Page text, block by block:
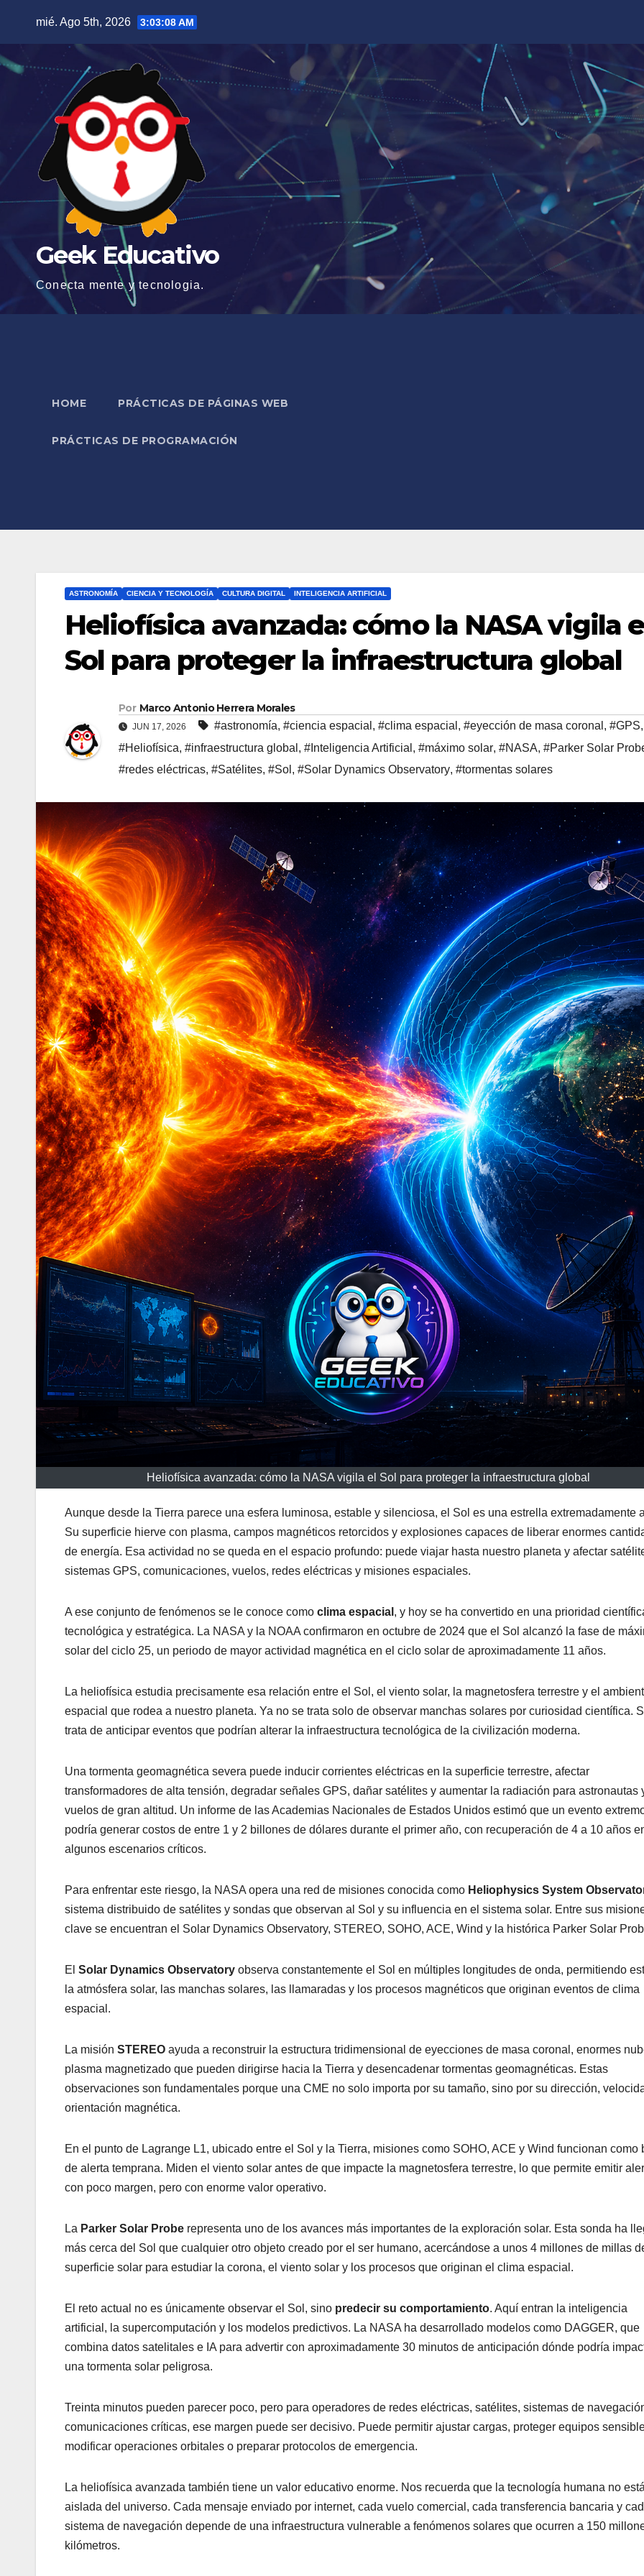
contenido
mié. Ago 5th, 2026 3:03:10 AM
Geek Educativo
Conecta mente y tecnologia.
HOME PRÁCTICAS DE PÁGINAS WEB
PRÁCTICAS DE PROGRAMACIÓN
ASTRONOMÍA CIENCIA Y TECNOLOGÍA CULTURA DIGITAL INTELIGENCIA ARTIFICIAL
Heliofísica avanzada: cómo la NASA vigila
Sol para proteger la infraestructura global
Por Marco Antonio Herrera Morales
JUN 17, 2026 #astronomía, #ciencia espacial , #clima espacial , #eyección de masa coronal , #GPS,
#Heliofísica, #infraestructura global , #Inteligencia Artificial , #máximo solar, #NASA, #Parker Solar
#redes eléctricas, #Satélites, #Sol , #Solar Dynamics Observatory, #tormentas solares
Heliofísica avanzada: cómo la NASA vigila el Sol para proteger la infraestructura global
Aunque desde la Tierra parece una esfera luminosa, estable y silenciosa, el Sol es una estrella extremadamente
Su superficie hierve con plasma, campos magnéticos retorcidos y explosiones capaces de liberar enormes
de energía. Esa actividad no se queda en el espacio profundo: puede viajar hasta nuestro planeta y afectar
sistemas GPS, comunicaciones, vuelos, redes eléctricas y misiones espaciales.
A ese conjunto de fenómenos se le conoce como clima espacial , y hoy se ha convertido en una prioridad
tecnológica y estratégica. La NASA y la NOAA confirmaron en octubre de 2024 que el Sol alcanzó la fase de
solar del ciclo 25, un periodo de mayor actividad magnética en el ciclo solar de aproximadamente 11 años.
La heliofísica estudia precisamente esa relación entre el Sol, el viento solar, la magnetosfera terrestre y el
espacial que rodea a nuestro planeta. Ya no se trata solo de observar manchas solares por curiosidad científica.
trata de anticipar eventos que podrían alterar la infraestructura tecnológica de la civilización moderna.
Una tormenta geomagnética severa puede inducir corrientes eléctricas en la superficie terrestre, afectar
transformadores de alta tensión, degradar señales GPS, dañar satélites y aumentar la radiación para astronautas
vuelos de gran altitud. Un informe de las Academias Nacionales de Estados Unidos estimó que un evento
podría generar costos de entre 1 y 2 billones de dólares durante el primer año, con recuperación de 4 a 10 años
algunos escenarios críticos.
Para enfrentar este riesgo, la NASA opera una red de misiones conocida como Heliophysics System
sistema distribuido de satélites y sondas que observan al Sol y su influencia en el sistema solar. Entre sus
clave se encuentran el Solar Dynamics Observatory, STEREO, SOHO, ACE, Wind y la histórica Parker Solar
El Solar Dynamics Observatory observa constantemente el Sol en múltiples longitudes de onda, permitiendo
la atmósfera solar, las manchas solares, las llamaradas y los procesos magnéticos que originan eventos de clima
espacial.
La misión STEREO ayuda a reconstruir la estructura tridimensional de eyecciones de masa coronal, enormes
plasma magnetizado que pueden dirigirse hacia la Tierra y desencadenar tormentas geomagnéticas. Estas
observaciones son fundamentales porque una CME no solo importa por su tamaño, sino por su dirección,
orientación magnética.
En el punto de Lagrange L1, ubicado entre el Sol y la Tierra, misiones como SOHO, ACE y Wind funcionan como
de alerta temprana. Miden el viento solar antes de que impacte la magnetosfera terrestre, lo que permite emitir
con poco margen, pero con enorme valor operativo.
La Parker Solar Probe representa uno de los avances más importantes de la exploración solar. Esta sonda ha
más cerca del Sol que cualquier otro objeto creado por el ser humano, acercándose a unos 4 millones de millas
superficie solar para estudiar la corona, el viento solar y los procesos que originan el clima espacial.
El reto actual no es únicamente observar el Sol, sino predecir su comportamiento. Aquí entran la inteligencia
artificial, la supercomputación y los modelos predictivos. La NASA ha desarrollado modelos como DAGGER, que
combina datos satelitales e IA para advertir con aproximadamente 30 minutos de anticipación dónde podría
una tormenta solar peligrosa.
Treinta minutos pueden parecer poco, pero para operadores de redes eléctricas, satélites, sistemas de
comunicaciones críticas, ese margen puede ser decisivo. Puede permitir ajustar cargas, proteger equipos
modificar operaciones orbitales o preparar protocolos de emergencia.
La heliofísica avanzada también tiene un valor educativo enorme. Nos recuerda que la tecnología humana no
aislada del universo. Cada mensaje enviado por internet, cada vuelo comercial, cada transferencia bancaria y
sistema de navegación depende de una infraestructura vulnerable a fenómenos solares que ocurren a 150
kilómetros.